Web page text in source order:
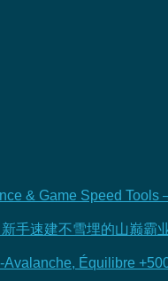
& Game Speed Tools
手速建不雪埋的山巅霸
Avalanche, Équilibre